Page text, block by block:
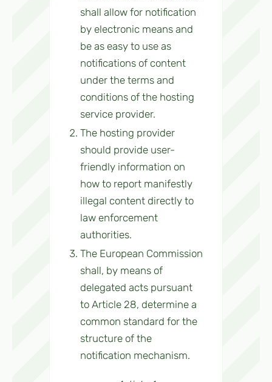
shall allow for notification
by electronic means and
be as easy to use as
notifications of content
under the terms and
conditions of the hosting
service provider.
The hosting provider
should provide user-
friendly information on
how to report manifestly
illegal content directly to
law enforcement
authorities.
The European Commission
shall, by means of
delegated acts pursuant
to Article 28, determine a
common standard for the
structure of the
notification mechanism.